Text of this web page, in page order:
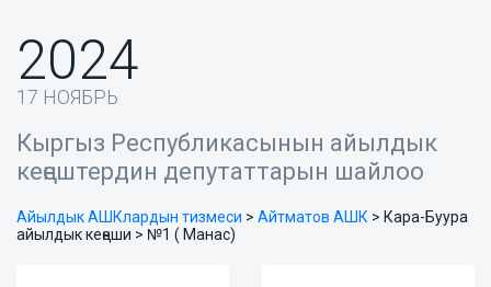
2024
17 НОЯБРЬ
Кыргыз Республикасынын айылдык
кеңештердин депутаттарын шайлоо
Айылдык АШКлардын тизмеси > Айтматов АШК > Кара-Буура
айылдык кеңеши > №1 ( Манас)